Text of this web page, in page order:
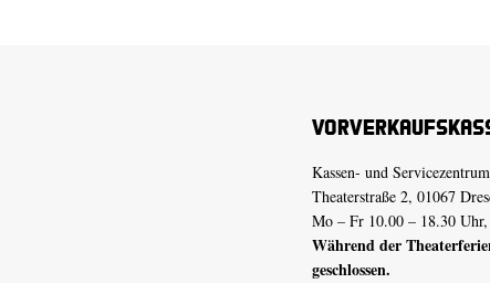
Kassen- und
Theaterstraße 2, 01067
Mo – Fr 10.00 – 18.30
Während der
geschlossen.